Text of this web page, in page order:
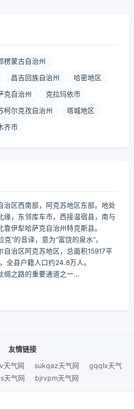
楞蒙古自治州
昌吉回族自治州 哈密地区
克自治州 克拉玛依市
柯尔克孜自治州 塔城地区
齐市
治区西南部，阿克苏地区东部。地处
缘，东邻库车市，西接温宿县，南与
伊犁哈萨克自治州特克斯县。
克”的音译，意为“富饶的泉水”。
自治区阿克苏地区，总面积15917平
全县户籍人口约24.8万人。
绸之路的重要通道之一...
友情链接
天气网 sukqaz天气网
gqqlx天气
天气网 bjrvpm天气网